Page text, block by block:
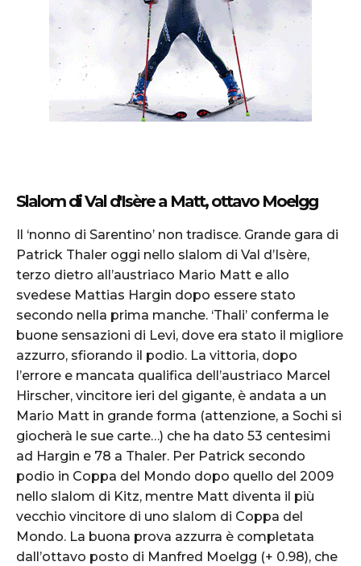
Slalom di Val d'Isère a Matt, ottavo Moelgg
Il ‘nonno di Sarentino’ non tradisce. Grande gara di
Patrick Thaler oggi nello slalom di Val d’Isère,
terzo dietro all’austriaco Mario Matt e allo
svedese Mattias Hargin dopo essere stato
secondo nella prima manche. ‘Thali’ conferma le
buone sensazioni di Levi, dove era stato il migliore
azzurro, sfiorando il podio. La vittoria, dopo
l’errore e mancata qualifica dell’austriaco Marcel
Hirscher, vincitore ieri del gigante, è andata a un
Mario Matt in grande forma (attenzione, a Sochi si
giocherà le sue carte…) che ha dato 53 centesimi
ad Hargin e 78 a Thaler. Per Patrick secondo
podio in Coppa del Mondo dopo quello del 2009
nello slalom di Kitz, mentre Matt diventa il più
vecchio vincitore di uno slalom di Coppa del
Mondo. La buona prova azzurra è completata
dall’ottavo posto di Manfred Moelgg (+ 0.98), che